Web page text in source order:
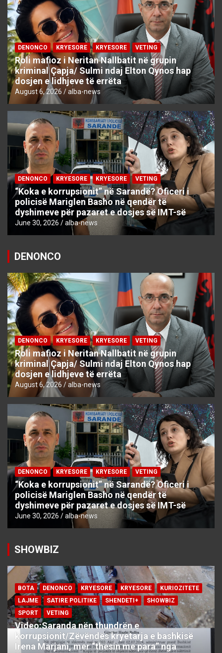
DENONCO KRYESORE KRYESORE VETING
Roli mafioz i Neritan Nallbatit në grupin
kriminal Çapja/ Sulmi ndaj Elton Qynos hap
dosjen e lidhjeve të errëta
August 6, 2026 alba-news
DENONCO KRYESORE KRYESORE VETING
“Koka e korrupsionit” në Sarandë? Oficeri i
policisë Mariglen Basho në qendër të
dyshimeve për pazaret e dosjes së IMT-së
June 30, 2026 alba-news
DENONCO
DENONCO KRYESORE KRYESORE VETING
Roli mafioz i Neritan Nallbatit në grupin
kriminal Çapja/ Sulmi ndaj Elton Qynos hap
dosjen e lidhjeve të errëta
August 6, 2026 alba-news
DENONCO KRYESORE KRYESORE VETING
“Koka e korrupsionit” në Sarandë? Oficeri i
policisë Mariglen Basho në qendër të
dyshimeve për pazaret e dosjes së IMT-së
June 30, 2026 alba-news
SHOWBIZ
BOTA DENONCO KRYESORE KRYESORE
KURIOZITETE
LAJME
SATIRE POLITIKE SHENDETI+
SHOWBIZ
SPORT
VETING
Video:Saranda nën thundrën e
korrupsionit/Zëvëndës kryetarja e bashkisë
Irena Marjani, mer “thesin me para” nga